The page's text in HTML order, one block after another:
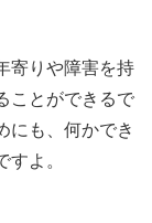
寄りや障害を持
ことができるで
にも、何かでき
よ。